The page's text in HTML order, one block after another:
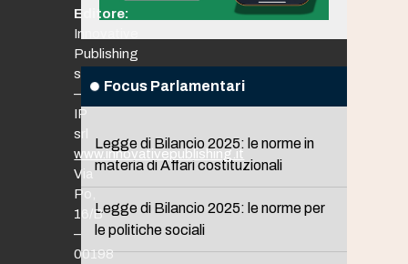
Focus Parlamentari
Legge di Bilancio 2025: le norme in
materia di Affari costituzionali
Legge di Bilancio 2025: le norme per
le politiche sociali
Editore:
Innovative
Publishing
srl
–
IP
srl
www.innovativepublishing.it
Via
Po,
16/B
–
00198